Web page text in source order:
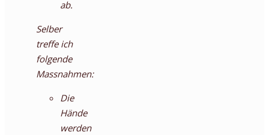
ab.
Selber
treffe ich
folgende
Massnahmen:
Die
Hände
werden